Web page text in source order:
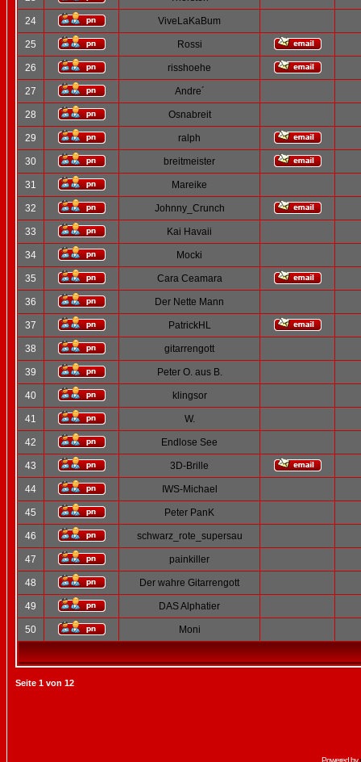
24 ViveLaKaBum
25 Rossi
26 risshoehe
27 Andre´
28 Osnabreit
29 ralph
30 breitmeister
31 Mareike
32 Johnny_Crunch
33 Kai Havaii
34 Mocki
35 Cara Ceamara
36 Der Nette Mann
37 PatrickHL
38 gitarrengott
39 Peter O. aus B.
40 klingsor
41 W.
42 Endlose See
43 3D-Brille
44 IWS-Michael
45 Peter PanK
46 schwarz_rote_supersau
47 painkiller
48 Der wahre Gitarrengott
49 DAS Alphatier
50 Moni
Seite 1 von 12
Powered by